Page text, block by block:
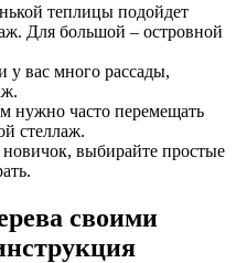
теплицы подойдет
Для большой – островной
вас много рассады,
нужно часто перемещать
стеллаж.
выбирайте простые
своими